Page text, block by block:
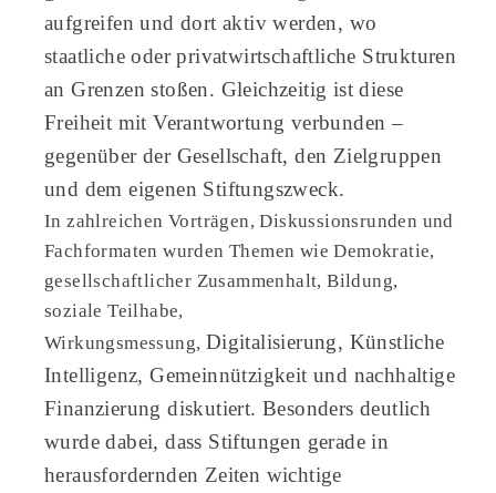
aufgreifen und dort aktivwerden, wo
staatliche oder privatwirtschaftliche Strukturen
an Grenzen stoßen. Gleichzeitig ist diese
Freiheit mit Verantwortung verbunden –
gegenüber der Gesellschaft, den Zielgruppen
und dem eigenen Stiftungszweck.
In zahlreichen Vorträgen, Diskussionsrunden und
Fachformaten wurden Themen wie Demokratie,
gesellschaftlicher Zusammenhalt, Bildung,
soziale Teilhabe,
Wirkungsmessung, Digitalisierung, Künstliche
Intelligenz, Gemeinnützigkeit und nachhaltige
Finanzierungdiskutiert. Besonders deutlich
wurde dabei, dass Stiftungen gerade in
herausfordernden Zeiten wichtige